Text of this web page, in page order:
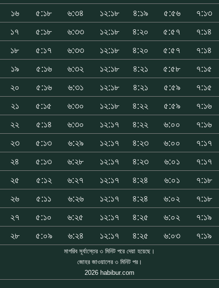
১৬
৫:১৮ ৬:৩৪ ১২:১৮ ৪:১৯ ৫:৫৬
৭:১৩
১৭
৫:১৮ ৬:৩৩ ১২:১৮ ৪:২০ ৫:৫৭
৭:১৪
১৮
৫:১৭ ৬:৩৩ ১২:১৮ ৪:২০ ৫:৫৭
৭:১৪
১৯
৫:১৬ ৬:৩২ ১২:১৮ ৪:২১ ৫:৫৮
৭:১৫
২০
৫:১৬ ৬:৩১ ১২:১৮ ৪:২১ ৫:৫৯
৭:১৫
২১
৫:১৫ ৬:৩০ ১২:১৮ ৪:২২ ৫:৫৯
৭:১৬
২২
৫:১৪ ৬:৩০ ১২:১৭ ৪:২২ ৬:০০
৭:১৬
২৩
৫:১৩ ৬:২৯ ১২:১৭ ৪:২৩ ৬:০০
৭:১৭
২৪
৫:১৩ ৬:২৮ ১২:১৭ ৪:২৩ ৬:০১
৭:১৭
২৫
৫:১২ ৬:২৭ ১২:১৭ ৪:২৪ ৬:০১
৭:১৮
২৬
৫:১১ ৬:২৬ ১২:১৭ ৪:২৪ ৬:০২
৭:১৮
২৭
৫:১০ ৬:২৫ ১২:১৭ ৪:২৫ ৬:০২
৭:১৯
২৮
৫:০৯ ৬:২৪ ১২:১৭ ৪:২৫ ৬:০৩ ৭:১৯
মাগরিব সূর্যাস্তের ৩ মিনিট পরে দেয়া হয়েছে।
জোহর জাওয়ালের ৩ মিনিট পর।
2026 habibur.com